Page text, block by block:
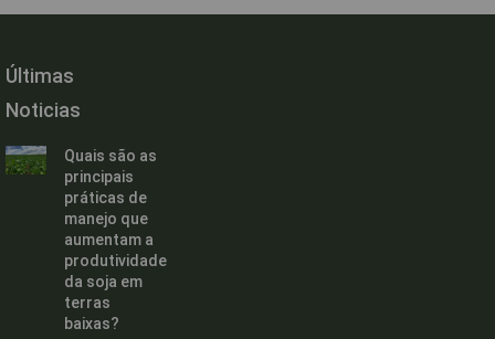
Últimas
Noticias
Quais são as
principais
práticas de
manejo que
aumentam a
produtividade
da soja em
terras
baixas?